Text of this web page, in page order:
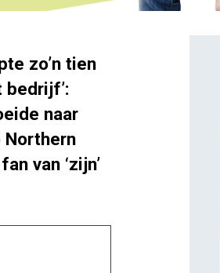
zo’n tien
bedrijf’:
naar
Northern
van ‘zijn’